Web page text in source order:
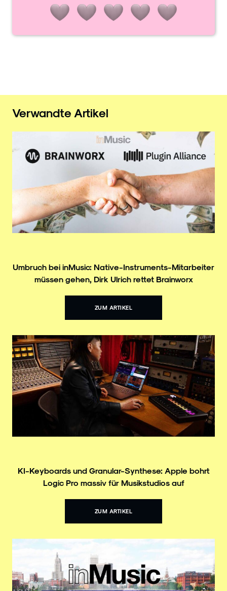
Verwandte Artikel
Umbruch bei inMusic: Native-Instruments-Mitarbeiter
müssen gehen, Dirk Ulrich rettet Brainworx
ZUM ARTIKEL
KI-Keyboards und Granular-Synthese: Apple bohrt
Logic Pro massiv für Musikstudios auf
ZUM ARTIKEL